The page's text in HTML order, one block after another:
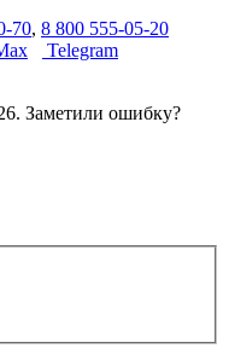
70, 8 800 555-05-20
Telegram
Заметили ошибку?